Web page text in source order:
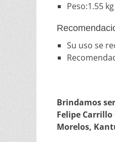
Peso:1.55 kg
Su uso se
Brindamos
Felipe
Morelos,